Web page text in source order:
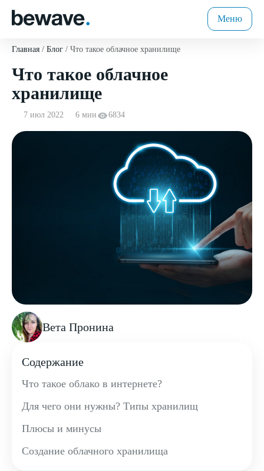
Меню
Главная Блог Что такое облачное хранилище
Что такое облачное
хранилище
7 июл 2022 6 мин 6834
Вета Пронина
Содержание
Что такое облако в интернете?
Для чего они нужны? Типы хранилищ
Плюсы и минусы
Создание облачного хранилища